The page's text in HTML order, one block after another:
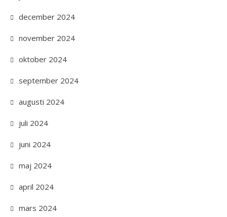
december 2024
november 2024
oktober 2024
september 2024
augusti 2024
juli 2024
juni 2024
maj 2024
april 2024
mars 2024